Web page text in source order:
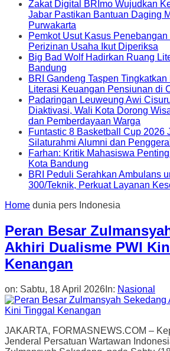
Zakat Digital BRImo Wujudkan
Jabar Pastikan Bantuan Daging
Purwakarta
Pemkot Usut Kasus
Perizinan Usaha Ikut Diperiksa
Big Bad Wolf Hadirkan Ruang
Bandung
BRI Gandeng Taspen
Literasi Keuangan Pensiunan di
Padaringan Leuweung Awi
Diaktivasi, Wali Kota Dorong
dan Pemberdayaan Warga
Funtastic 8 Basketball Cup 2026
Silaturahmi Alumni dan
Farhan: Kritik Mahasiswa
Kota Bandung
BRI Peduli Serahkan Ambulans
300/Teknik, Perkuat Layanan
Home dunia pers Indonesia
Peran Besar
Akhiri Dualisme PWI
Kenangan
on: Sabtu, 18 April 2026 In: Nasional
JAKARTA, FORMASNEWS.COM –
Jenderal Persatuan Wartawan